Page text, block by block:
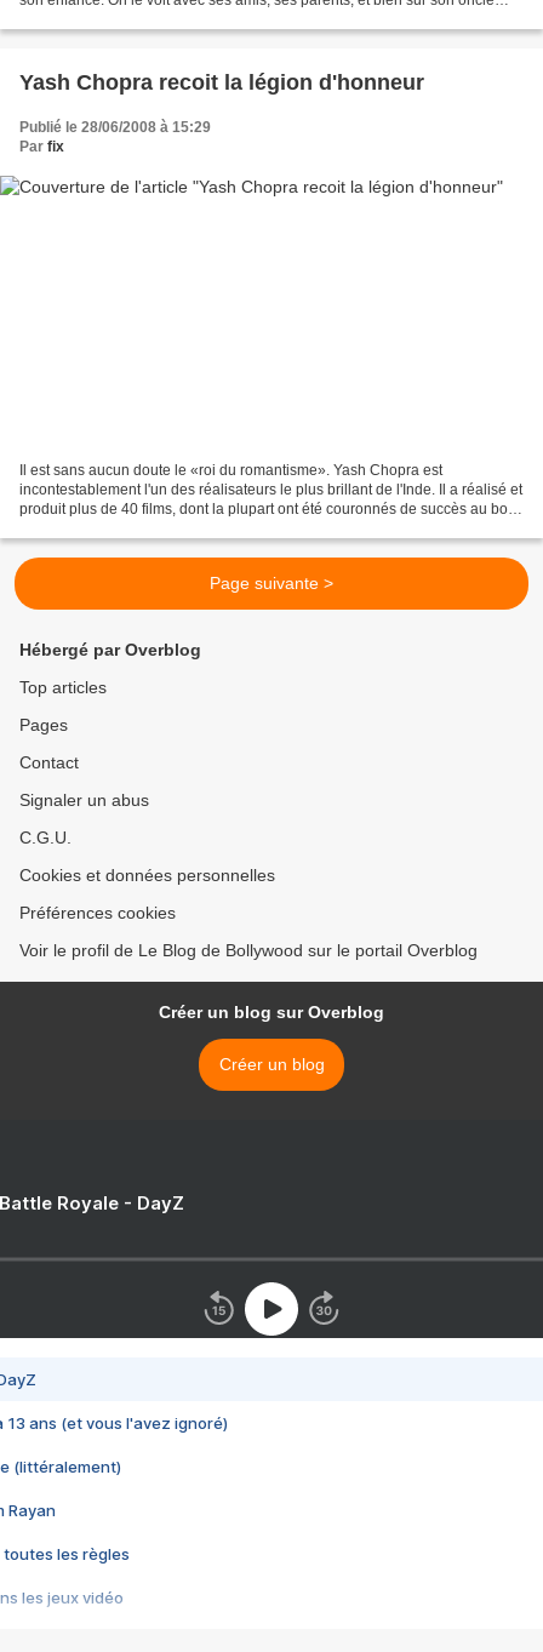
Yash Chopra recoit la légion d'honneur
Publié le 28/06/2008 à 15:29
Par fix
Il est sans aucun doute le «roi du romantisme». Yash Chopra est
incontestablement l'un des réalisateurs le plus brillant de l'Inde. Il a réalisé et
produit plus de 40 films, dont la plupart ont été couronnés de succès au box-
Page suivante >
Hébergé par Overblog
Top articles
Pages
Contact
Signaler un abus
C.G.U.
Cookies et données personnelles
Préférences cookies
Voir le profil de Le Blog de Bollywood sur le portail Overblog
Créer un blog sur Overblog
Créer un blog
Royale - DayZ
13 ans (et vous l'avez ignoré)
(littéralement)
Rayan
toutes les règles
les jeux vidéo